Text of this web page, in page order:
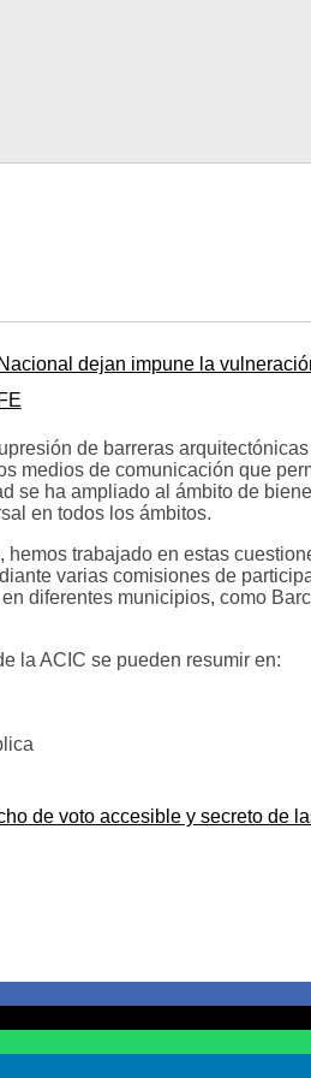
dejan impune la
de barreras
medios de comunicación que
se ha ampliado al ámbito de
en todos los ámbitos.
trabajado en estas
varias comisiones de
diferentes municipios, como
la ACIC se pueden resumir en:
de voto accesible y secreto de